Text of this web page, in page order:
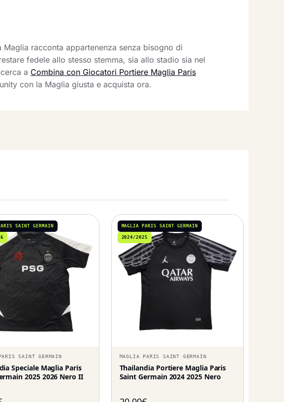
racconta appartenenza senza bisogno di
fedele allo stesso stemma, sia allo stadio sia nel
a Combina con Giocatori Portiere Maglia Paris
con la Maglia giusta e acquista ora.
SAINT GERMAIN
SAINT GERMAIN
Speciale Maglia Paris
2025 2026 Nero II
MAGLIA PARIS SAINT GERMAIN
2024/2025
MAGLIA PARIS SAINT GERMAIN
Thailandia Portiere Maglia Paris
Saint Germain 2024 2025 Nero